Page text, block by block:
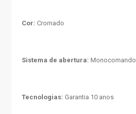
Cor: Cromado
Sistema de abertura: Monocomando
Tecnologias: Garantia 10 anos